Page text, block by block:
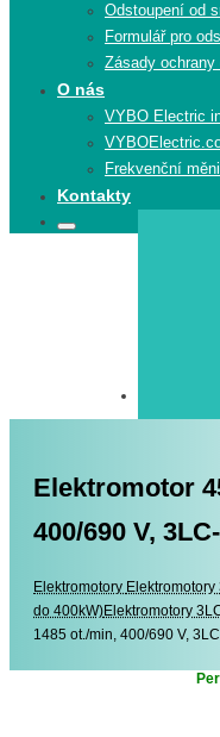
Odstoupení od
Formulář pro
Zásady
O nás
VYBO Electric
Frekvenční
Kontakty
Search
Search
Elektromotor
400/690 V,
Elektromotory Elektromotory
do 400kW)Elektromotory
1485 ot./min, 400/690 V,